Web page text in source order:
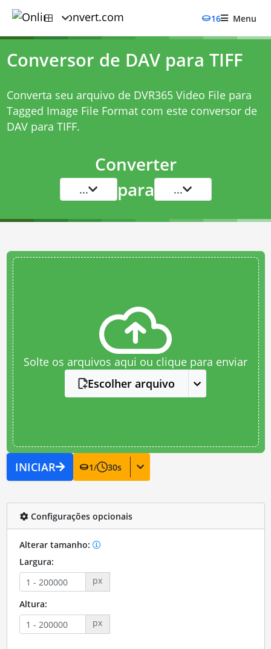
16 Menu
Conversor de DAV para TIFF
Converta seu arquivo de DVR365 Video File para
Tagged Image File Format com este conversor de
DAV para TIFF.
Converter
... para ...
Solte os arquivos aqui ou clique para enviar
Escolher arquivo
INICIAR 1/ 30s
Configurações opcionais
Alterar tamanho:
Largura:
px
Altura:
px